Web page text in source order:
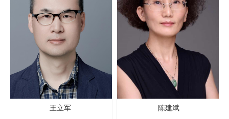
王立军 陈建斌